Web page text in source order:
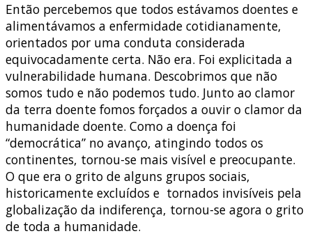
Então percebemos que todos estávamos doentes e
alimentávamos a enfermidade cotidianamente,
orientados por uma conduta considerada
equivocadamente certa. Não era. Foi explicitada a
vulnerabilidade humana. Descobrimos que não
somos tudo e não podemos tudo. Junto ao clamor
da terra doente fomos forçados a ouvir o clamor da
humanidade doente. Como a doença foi
“democrática” no avanço, atingindo todos os
continentes, tornou-se mais visível e preocupante.
O que era o grito de alguns grupos sociais,
historicamente excluídos e tornados invisíveis pela
globalização da indiferença, tornou-se agora o grito
de toda a humanidade.